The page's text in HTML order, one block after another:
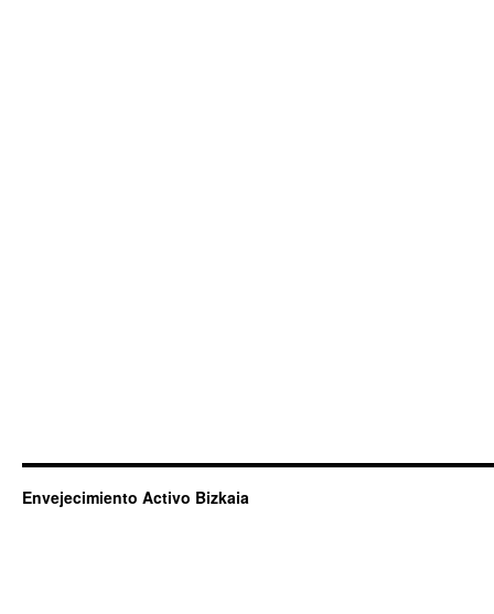
Envejecimiento Activo Bizkaia